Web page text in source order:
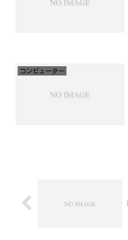
コンビューター